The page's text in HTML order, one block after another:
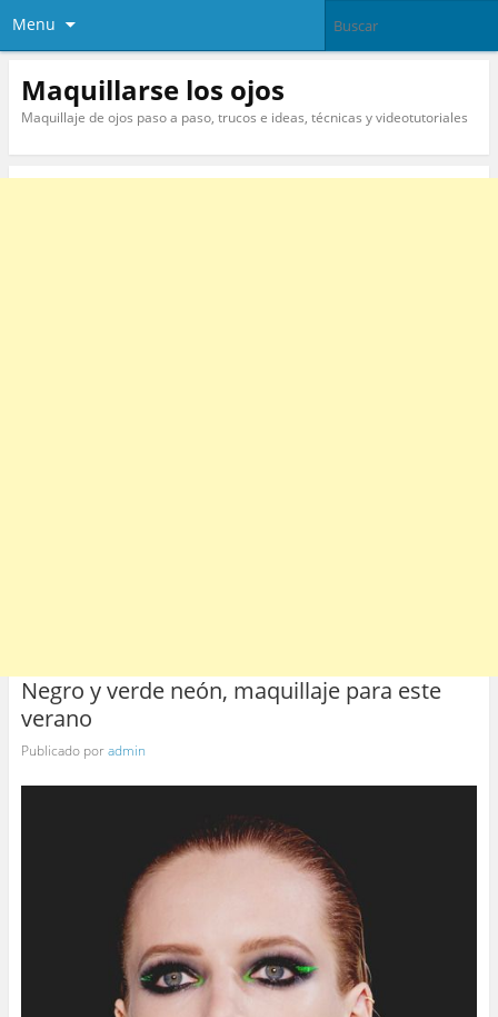
Menu
Maquillarse los ojos
Maquillaje de ojos paso a paso, trucos e ideas, técnicas y videotutoriales
Negro y verde neón, maquillaje para este
verano
Publicado poradmin